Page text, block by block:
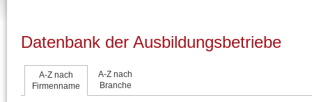
Datenbank der Ausbildungsbetriebe
A-Z nach
Firmenname
A-Z nach
Branche